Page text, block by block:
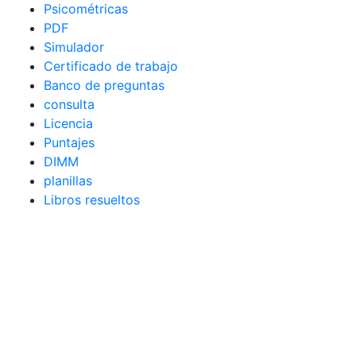
Psicométricas
PDF
Simulador
Certificado de trabajo
Banco de preguntas
consulta
Licencia
Puntajes
DIMM
planillas
Libros resueltos